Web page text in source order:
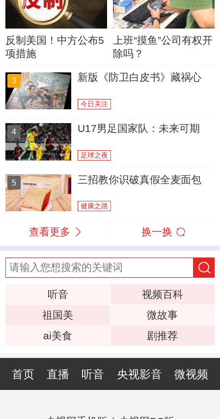
反制美国！中方公布5
项措施
上班“摸鱼”公司有权开
除吗？
3 新版《防卫白皮书》藏祸心
今日关注
4 U17男足国家队：未来可期
足球之夜
5 三招教你识破真假全麦面包
健康之路
查看更多 换一换
听音
视频百科
祖国美
微故事
ai美食
剧推荐
首页 直播 听音 央视影音 微视频